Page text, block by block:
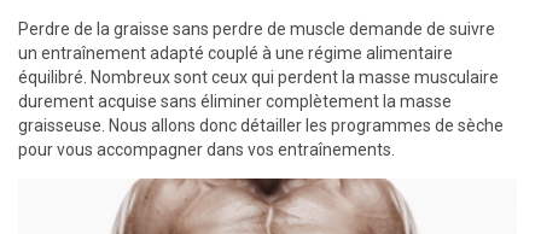
Perdre de la graisse sans perdre de muscle demande de suivre
un entraînement adapté couplé à une régime alimentaire
équilibré. Nombreux sont ceux qui perdent la masse musculaire
durement acquise sans éliminer complètement la masse
graisseuse. Nous allons donc détailler les programmes de sèche
pour vous accompagner dans vos entraînements.